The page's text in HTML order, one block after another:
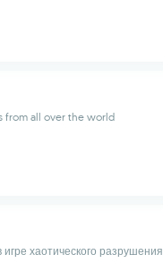
from all over the world
хаотического разрушения